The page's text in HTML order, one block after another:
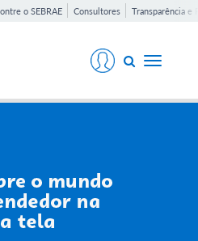
o SEBRAE Consultores Transparência e
Toggle